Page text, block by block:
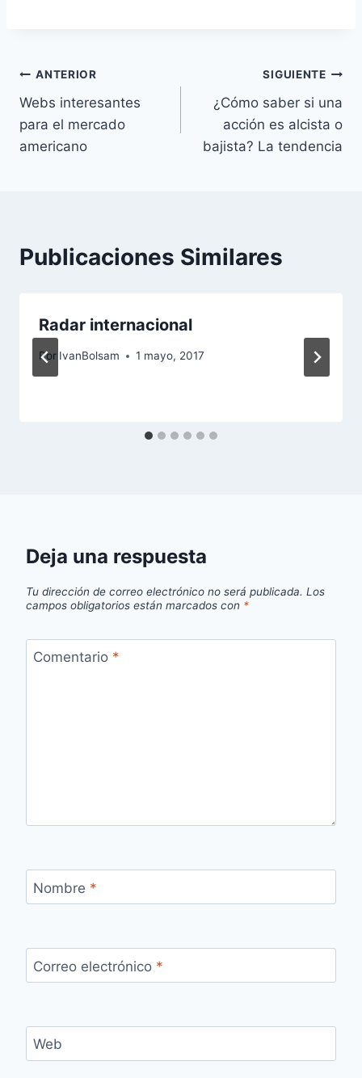
Navegación
de
entradas
ANTERIOR
Webs interesantes
para el mercado
americano
SIGUIENTE
¿Cómo saber si una
acción es alcista o
bajista? La tendencia
Publicaciones Similares
Radar internacional
Por IvanBolsam 1 mayo, 2017
Deja una respuesta
Tu dirección de correo electrónico no será publicada. Los
campos obligatorios están marcados con *
Comentario *
Nombre *
Correo electrónico *
Web